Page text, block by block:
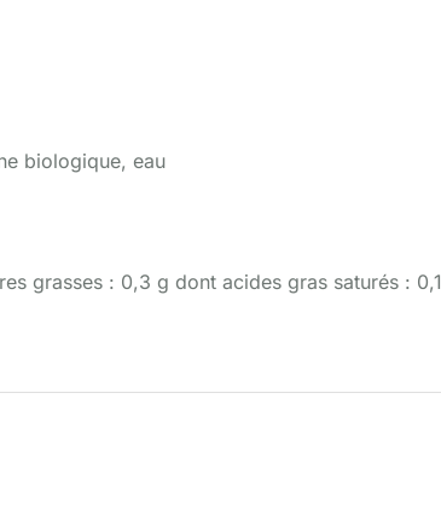
biologique, eau
grasses : 0,3 g dont acides gras saturés :